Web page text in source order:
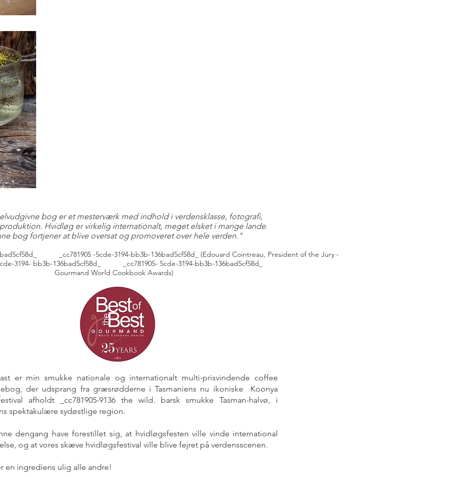
bog er et mesterværk med indhold i verdensklasse, fotografi,
Hvidløg er virkelig internationalt, meget elsket i mange lande.
bog fortjener at blive oversat og promoveret over hele verden."
_cc781905 -5cde-3194-bb3b-136bad5cf58d_ (Edouard Cointreau, President of the Jury -
5cde-3194- bb3b-136bad5cf58d_ _cc781905- 5cde-3194-bb3b-136bad5cf58d_
Gourmand World Cookbook Awards)
er min smukke nationale og internationalt multi-prisvindende coffee
der udsprang fra græsrødderne i Tasmaniens nu ikoniske Koonya
afholdt _cc781905-9136 the wild. barsk smukke Tasman-halvø, i
spektakulære sydøstlige region.
dengang have forestillet sig, at hvidløgsfesten ville vinde international
og at vores skæve hvidløgsfestival ville blive fejret på verdensscenen.
en ingrediens ulig alle andre!